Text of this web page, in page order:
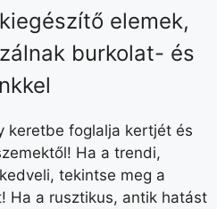
elemek,
burkolat- és
keretbe foglalja kertjét és
Ha a trendi,
tekintse meg a
Ha a rusztikus, antik hatást